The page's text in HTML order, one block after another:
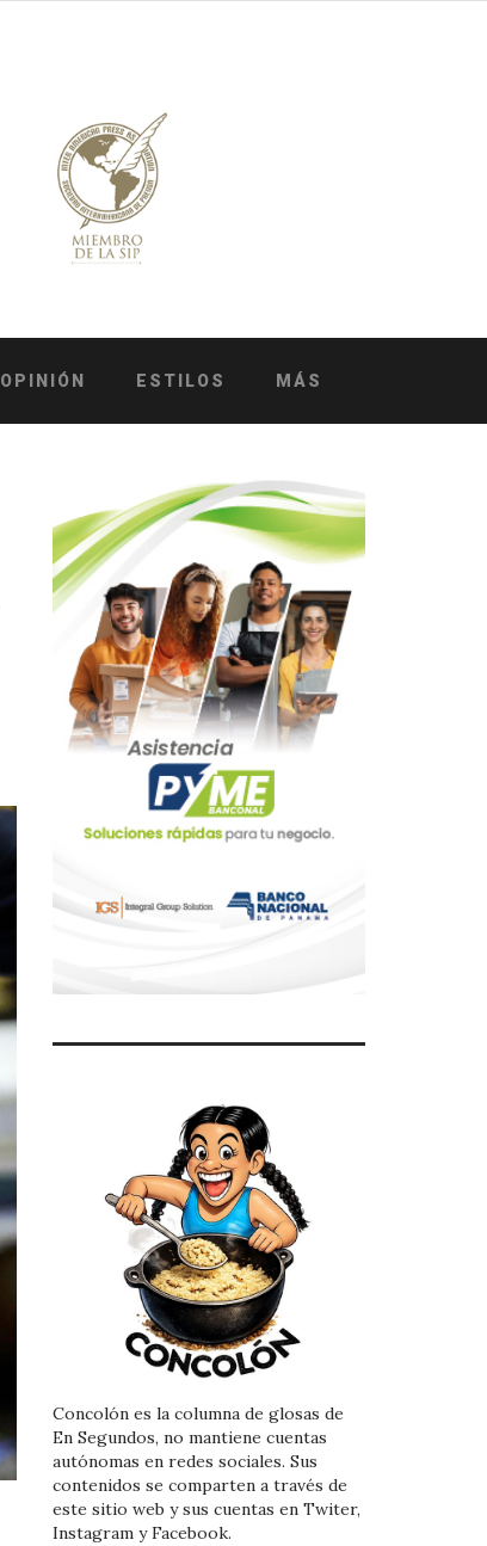
OPINIÓN ESTILOS MÁS
Concolón es la columna de glosas de
En Segundos, no mantiene cuentas
autónomas en redes sociales. Sus
contenidos se comparten a través de
este sitio web y sus cuentas en Twiter,
Instagram y Facebook.